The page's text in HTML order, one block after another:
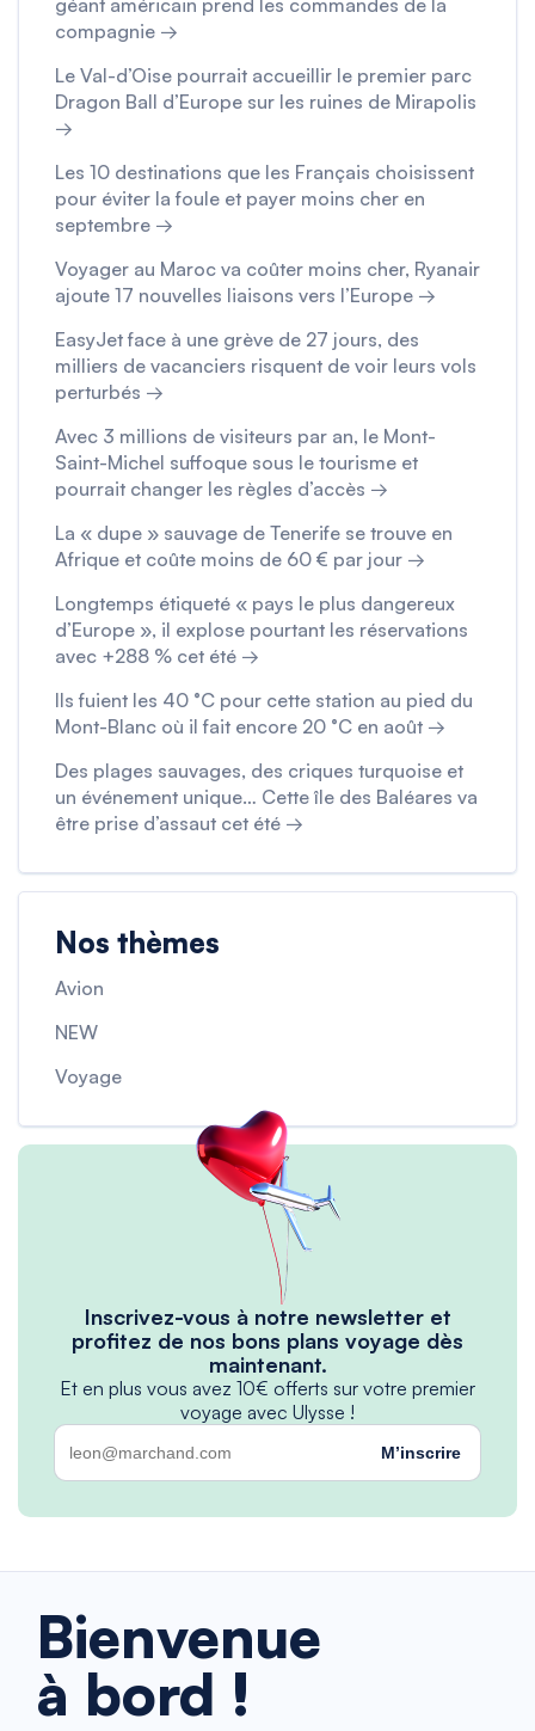
compagnie →
Le Val-d’Oise pourrait accueillir le premier parc
Dragon Ball d’Europe sur les ruines de Mirapolis
→
Les 10 destinations que les Français choisissent
pour éviter la foule et payer moins cher en
septembre →
Voyager au Maroc va coûter moins cher, Ryanair
ajoute 17 nouvelles liaisons vers l’Europe →
EasyJet face à une grève de 27 jours, des
milliers de vacanciers risquent de voir leurs vols
perturbés →
Avec 3 millions de visiteurs par an, le Mont-
Saint-Michel suffoque sous le tourisme et
pourrait changer les règles d’accès →
La « dupe » sauvage de Tenerife se trouve en
Afrique et coûte moins de 60 € par jour →
Longtemps étiqueté « pays le plus dangereux
d’Europe », il explose pourtant les réservations
avec +288 % cet été →
Ils fuient les 40 °C pour cette station au pied du
Mont-Blanc où il fait encore 20 °C en août →
Des plages sauvages, des criques turquoise et
un événement unique… Cette île des Baléares va
être prise d’assaut cet été →
Nos thèmes
Avion
NEW
Voyage
Inscrivez-vous à notre newsletter et
profitez de nos bons plans voyage dès
maintenant.
Et en plus vous avez 10€ offerts sur votre premier
voyage avec Ulysse !
M’inscrire
Bienvenue
à bord !